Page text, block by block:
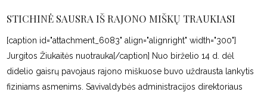
STICHINĖ SAUSRA IŠ RAJONO MIŠKŲ TRAUKIASI
[caption id="attachment_6083" align="alignright" width="300"]
Jurgitos Žiukaitės nuotrauka[/caption] Nuo birželio 14 d. dėl
didelio gaisrų pavojaus rajono miškuose buvo uždrausta lankytis
fiziniams asmenims. Savivaldybės administracijos direktoriaus